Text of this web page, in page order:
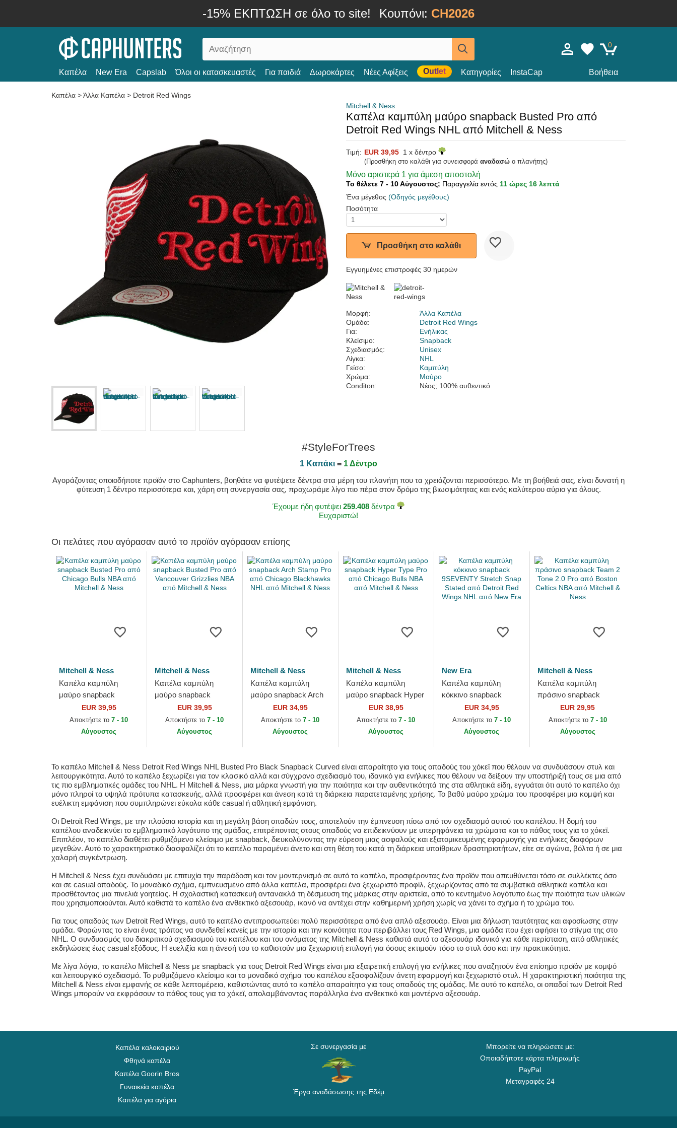
-15% ΕΚΠΤΩΣΗ σε όλο το site! Κουπόνι: CH2026
0
Καπέλα New Era Capslab Όλοι οι κατασκευαστές Για παιδιά Δωροκάρτες Νέες Αφίξεις Outlet Κατηγορίες InstaCap Βοήθεια
Καπέλα >Άλλα Καπέλα > Detroit Red Wings
Mitchell & Ness
Καπέλα καμπύλη μαύρο snapback Busted Pro από
Detroit Red Wings NHL από Mitchell & Ness
Τιμή: EUR 39,95 1 x δέντρο
(Προσθήκη στο καλάθι για συνεισφορά αναδασώ ο πλανήτης)
Μόνο αριστερά 1 για άμεση αποστολή
Το θέλετε 7 - 10 Αύγουστος; Παραγγελία εντός 11 ώρες 16 λεπτά
Ένα μέγεθος (Οδηγός μεγέθους)
Ποσότητα
Προσθήκη στο καλάθι
Εγγυημένες επιστροφές 30 ημερών
Μορφή:
Άλλα Καπέλα
Ομάδα:
Detroit Red Wings
Για:
Ενήλικας
Κλείσιμο:
Snapback
Σχεδιασμός:
Unisex
Λίγκα:
NHL
Γείσο:
Καμπύλη
Χρώμα:
Μαύρο
Conditon:
Νέος; 100% αυθεντικό
#StyleForTrees
1 Καπάκι = 1 Δέντρο
Αγοράζοντας οποιοδήποτε προϊόν στο Caphunters, βοηθάτε να φυτέψετε δέντρα στα μέρη του πλανήτη που τα χρειάζονται περισσότερο. Με τη βοήθειά σας, είναι δυνατή η
φύτευση 1 δέντρο περισσότερα και, χάρη στη συνεργασία σας, προχωράμε λίγο πιο πέρα στον δρόμο της βιωσιμότητας και ενός καλύτερου αύριο για όλους.
Έχουμε ήδη φυτέψει 259.408 δέντρα
Ευχαριστώ!
Οι πελάτες που αγόρασαν αυτό το προϊόν αγόρασαν επίσης
Mitchell & Ness
Καπέλα καμπύλη
μαύρο snapback
Busted Pro από
Chicago Bulls NBA από
Mitchell & Ness
EUR 39,95
Αποκτήστε το7 - 10
Αύγουστος
Mitchell & Ness
Καπέλα καμπύλη
μαύρο snapback
Busted Pro από
Vancouver Grizzlies
NBA από Mitchell &
EUR 39,95
Αποκτήστε το7 - 10
Αύγουστος
Mitchell & Ness
Καπέλα καμπύλη
μαύρο snapback Arch
Stamp Pro από Chicago
Blackhawks NHL από
Mitchell & Ness
EUR 34,95
Αποκτήστε το7 - 10
Αύγουστος
Mitchell & Ness
Καπέλα καμπύλη
μαύρο snapback Hyper
Type Pro από Chicago
Bulls NBA από Mitchell
& Ness
EUR 38,95
Αποκτήστε το7 - 10
Αύγουστος
New Era
Καπέλα καμπύλη
κόκκινο snapback
9SEVENTY Stretch
Snap Stated από Detroit
Red Wings NHL από
EUR 34,95
Αποκτήστε το7 - 10
Αύγουστος
Mitchell & Ness
Καπέλα καμπύλη
πράσινο snapback
Team 2 Tone 2.0 Pro
από Boston Celtics NBA
από Mitchell & Ness
EUR 29,95
Αποκτήστε το 7 - 10
Αύγουστος
Το καπέλο Mitchell & Ness Detroit Red Wings NHL Busted Pro Black Snapback Curved είναι απαραίτητο για τους οπαδούς του χόκεϊ που θέλουν να συνδυάσουν στυλ και
λειτουργικότητα. Αυτό το καπέλο ξεχωρίζει για τον κλασικό αλλά και σύγχρονο σχεδιασμό του, ιδανικό για ενήλικες που θέλουν να δείξουν την υποστήριξή τους σε μια από
τις πιο εμβληματικές ομάδες του NHL. Η Mitchell & Ness, μια μάρκα γνωστή για την ποιότητα και την αυθεντικότητά της στα αθλητικά είδη, εγγυάται ότι αυτό το καπέλο όχι
μόνο πληροί τα υψηλά πρότυπα κατασκευής, αλλά προσφέρει και άνεση κατά τη διάρκεια παρατεταμένης χρήσης. Το βαθύ μαύρο χρώμα του προσφέρει μια κομψή και
ευέλικτη εμφάνιση που συμπληρώνει εύκολα κάθε casual ή αθλητική εμφάνιση.
Οι Detroit Red Wings, με την πλούσια ιστορία και τη μεγάλη βάση οπαδών τους, αποτελούν την έμπνευση πίσω από τον σχεδιασμό αυτού του καπέλου. Η δομή του
καπέλου αναδεικνύει το εμβληματικό λογότυπο της ομάδας, επιτρέποντας στους οπαδούς να επιδεικνύουν με υπερηφάνεια τα χρώματα και το πάθος τους για το χόκεϊ.
Επιπλέον, το καπέλο διαθέτει ρυθμιζόμενο κλείσιμο με snapback, διευκολύνοντας την εύρεση μιας ασφαλούς και εξατομικευμένης εφαρμογής για ενήλικες διαφόρων
μεγεθών. Αυτό το χαρακτηριστικό διασφαλίζει ότι το καπέλο παραμένει άνετο και στη θέση του κατά τη διάρκεια υπαίθριων δραστηριοτήτων, είτε σε αγώνα, βόλτα ή σε μια
χαλαρή συγκέντρωση.
Η Mitchell & Ness έχει συνδυάσει με επιτυχία την παράδοση και τον μοντερνισμό σε αυτό το καπέλο, προσφέροντας ένα προϊόν που απευθύνεται τόσο σε συλλέκτες όσο
και σε casual οπαδούς. Το μοναδικό σχήμα, εμπνευσμένο από άλλα καπέλα, προσφέρει ένα ξεχωριστό προφίλ, ξεχωρίζοντας από τα συμβατικά αθλητικά καπέλα και
προσθέτοντας μια πινελιά γοητείας. Η σχολαστική κατασκευή αντανακλά τη δέσμευση της μάρκας στην αριστεία, από το κεντημένο λογότυπο έως την ποιότητα των υλικών
που χρησιμοποιούνται. Αυτό καθιστά το καπέλο ένα ανθεκτικό αξεσουάρ, ικανό να αντέχει στην καθημερινή χρήση χωρίς να χάνει το σχήμα ή το χρώμα του.
Για τους οπαδούς των Detroit Red Wings, αυτό το καπέλο αντιπροσωπεύει πολύ περισσότερα από ένα απλό αξεσουάρ. Είναι μια δήλωση ταυτότητας και αφοσίωσης στην
ομάδα. Φορώντας το είναι ένας τρόπος να συνδεθεί κανείς με την ιστορία και την κοινότητα που περιβάλλει τους Red Wings, μια ομάδα που έχει αφήσει το στίγμα της στο
NHL. Ο συνδυασμός του διακριτικού σχεδιασμού του καπέλου και του ονόματος της Mitchell & Ness καθιστά αυτό το αξεσουάρ ιδανικό για κάθε περίσταση, από αθλητικές
εκδηλώσεις έως casual εξόδους. Η ευελιξία και η άνεσή του το καθιστούν μια ξεχωριστή επιλογή για όσους εκτιμούν τόσο το στυλ όσο και την πρακτικότητα.
Με λίγα λόγια, το καπέλο Mitchell & Ness με snapback για τους Detroit Red Wings είναι μια εξαιρετική επιλογή για ενήλικες που αναζητούν ένα επίσημο προϊόν με κομψό
και λειτουργικό σχεδιασμό. Το ρυθμιζόμενο κλείσιμο και το μοναδικό σχήμα του καπέλου εξασφαλίζουν άνετη εφαρμογή και ξεχωριστό στυλ. Η χαρακτηριστική ποιότητα της
Mitchell & Ness είναι εμφανής σε κάθε λεπτομέρεια, καθιστώντας αυτό το καπέλο απαραίτητο για τους οπαδούς της ομάδας. Με αυτό το καπέλο, οι οπαδοί των Detroit Red
Wings μπορούν να εκφράσουν το πάθος τους για το χόκεϊ, απολαμβάνοντας παράλληλα ένα ανθεκτικό και μοντέρνο αξεσουάρ.
Καπέλα καλοκαιριού
Φθηνά καπέλα
Καπέλα Goorin Bros
Γυναικεία καπέλα
Καπέλα για αγόρια
Σε συνεργασία με
Έργα αναδάσωσης της Εδέμ
Μπορείτε να πληρώσετε με:
Οποιαδήποτε κάρτα πληρωμής
PayPal
Μεταγραφές 24